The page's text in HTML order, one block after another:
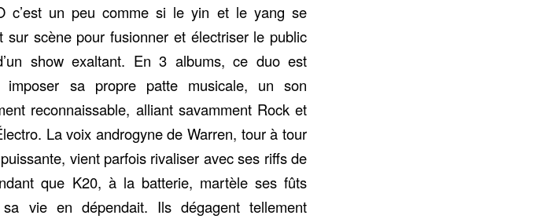
c’est un peu comme si le yin et le yang se
sur scène pour fusionner et électriser le public
show exaltant. En 3 albums, ce duo est
imposer sa propre patte musicale, un son
reconnaissable, alliant savamment Rock et
La voix androgyne de Warren, tour à tour
vient parfois rivaliser avec ses riffs de
que K20, à la batterie, martèle ses fûts
vie en dépendait. Ils dégagent tellement